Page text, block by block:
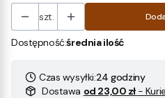
szt.
Dostępność:średnia ilość
Czas wysyłki:24 godziny
Dostawa od 23,00 zł -